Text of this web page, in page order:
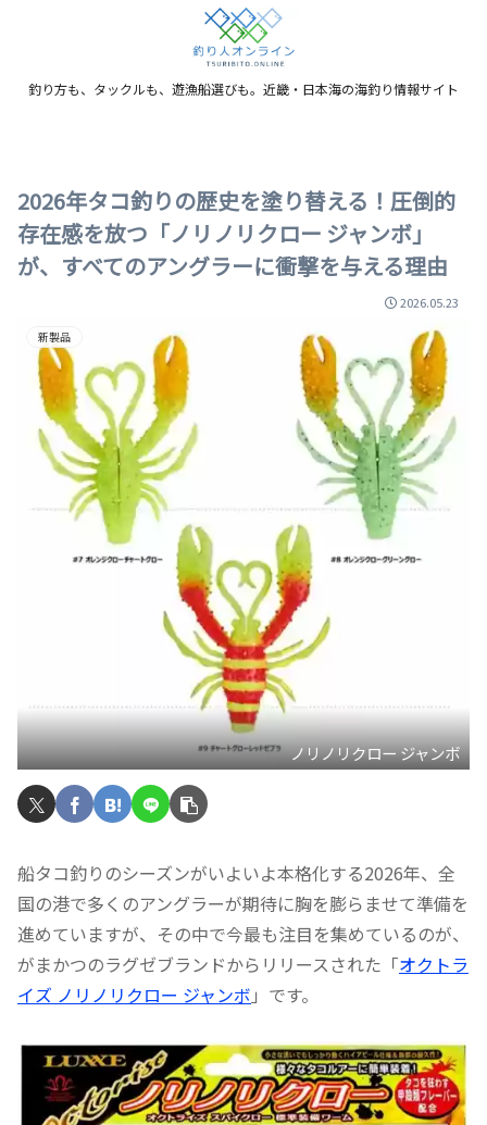
釣り方も、タックルも、遊漁船選びも。近畿・日本海の海釣り情報サイト
2026年タコ釣りの歴史を塗り替える！圧倒的
存在感を放つ「ノリノリクロー ジャンボ」
が、すべてのアングラーに衝撃を与える理由
2026.05.23
新製品
ノリノリクロー ジャンボ
船タコ釣りのシーズンがいよいよ本格化する2026年、全
国の港で多くのアングラーが期待に胸を膨らませて準備を
進めていますが、その中で今最も注目を集めているのが、
がまかつのラグゼブランドからリリースされた「オクトラ
イズ ノリノリクロー ジャンボ 」です。